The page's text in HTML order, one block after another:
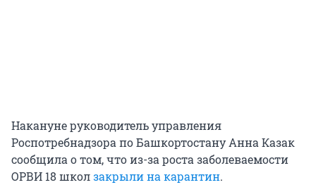
Накануне руководитель управления
Роспотребнадзора по Башкортостану Анна Казак
сообщила о том, что из-за роста заболеваемости
ОРВИ 18 школзакрыли на карантин.